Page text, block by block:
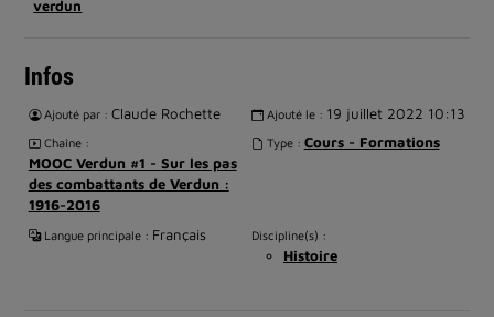
verdun
Infos
Ajouté par : Claude Rochette Ajouté le : 19 juillet 2022 10:13
Chaîne :
MOOC Verdun #1 - Sur les pas
des combattants de Verdun :
1916-2016
Type : Cours - Formations
Langue principale : Français Discipline(s) :
Histoire